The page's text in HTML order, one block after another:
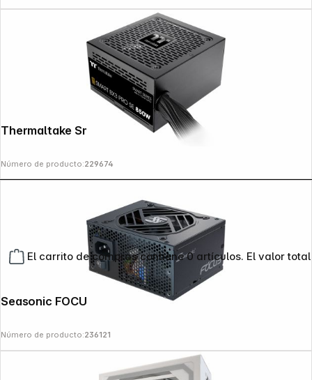
El carrito de compras contiene 0 artículos. El valor
Thermaltake Smart BX3 Pro SE 850W
Número de producto:229674
Seasonic FOCUS SGX-650
Número de producto:236121